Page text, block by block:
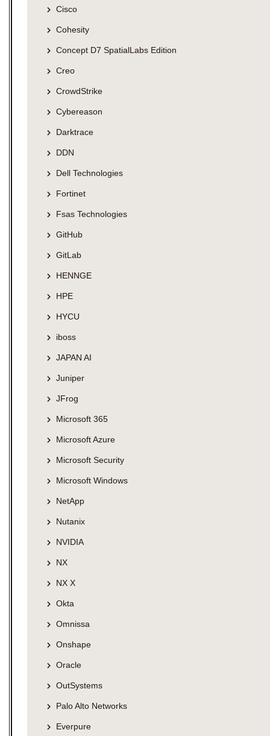
Cisco
Cohesity
Concept D7 SpatialLabs Edition
Creo
CrowdStrike
Cybereason
Darktrace
DDN
Dell Technologies
Fortinet
Fsas Technologies
GitHub
GitLab
HENNGE
HPE
HYCU
iboss
JAPAN AI
Juniper
JFrog
Microsoft 365
Microsoft Azure
Microsoft Security
Microsoft Windows
NetApp
Nutanix
NVIDIA
NX
NX X
Okta
Omnissa
Onshape
Oracle
OutSystems
Palo Alto Networks
Everpure